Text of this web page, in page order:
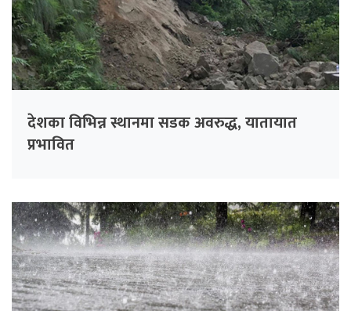
देशका विभिन्न स्थानमा सडक अवरुद्ध, यातायात
प्रभावित